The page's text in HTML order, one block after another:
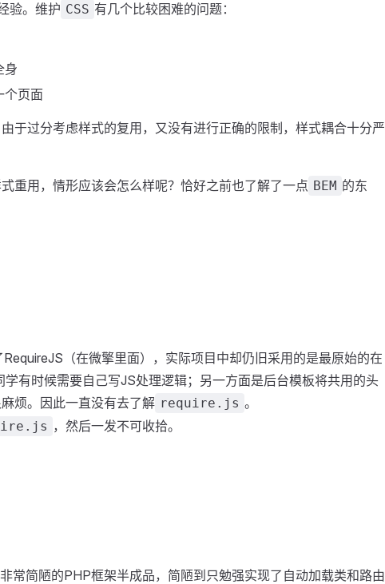
验。维护 CSS 有几个比较困难的问题：
身
个页面
于过分考虑样式的复用，又没有进行正确的限制，样式耦合十分严
重用，情形应该会怎么样呢？恰好之前也了解了一点 BEM 的东
（在微擎里面），实际项目中却仍旧采用的是最原始的在
有时候需要自己写JS处理逻辑；另一方面是后台模板将共用的头
烦。因此一直没有去了解 require.js 。
，然后一发不可收拾。
常简陋的PHP框架半成品，简陋到只勉强实现了自动加载类和路由